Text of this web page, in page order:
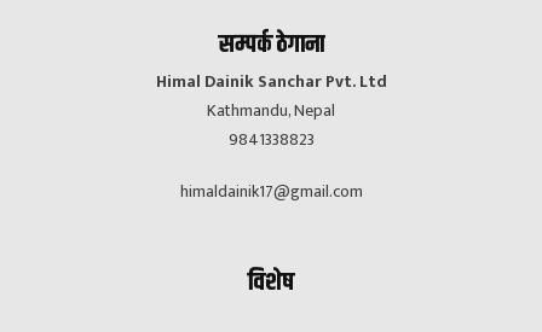
सम्पर्क ठेगाना
Himal Dainik Sanchar Pvt. Ltd
Kathmandu, Nepal
9841338823
himaldainik17@gmail.com
विशेष